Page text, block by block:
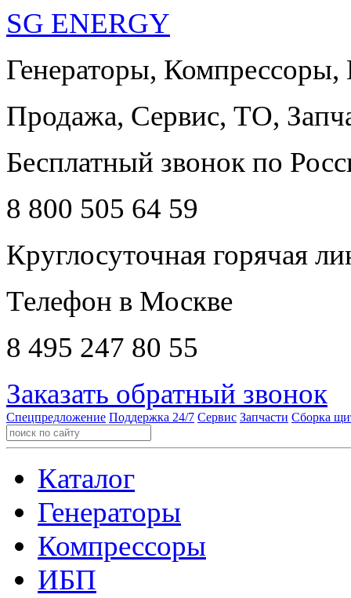
SG ENERGY
Генераторы,
Продажа, Сервис, ТО,
Бесплатный звонок по
8 800 505 64 59
Круглосуточная горячая
Телефон в Москве
8 495 247 80 55
Заказать обратный звонок
Спецпредложение Поддержка 24/7 Сервис Запчасти Сборка
Каталог
Генераторы
Компрессоры
ИБП